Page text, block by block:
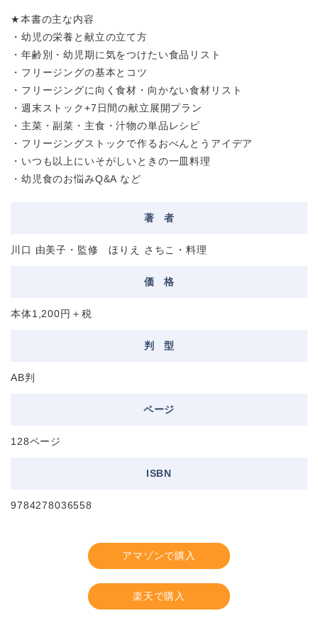
★本書の主な内容
・幼児の栄養と献立の立て方
・年齢別・幼児期に気をつけたい食品リスト
・フリージングの基本とコツ
・フリージングに向く食材・向かない食材リスト
・週末ストック+7日間の献立展開プラン
・主菜・副菜・主食・汁物の単品レシピ
・フリージングストックで作るおべんとうアイデア
・いつも以上にいそがしいときの一皿料理
・幼児食のお悩みQ&A など
著 者
川口 由美子・監修 ほりえ さちこ・料理
価 格
本体1,200円＋税
判 型
AB判
ページ
128ページ
ISBN
9784278036558
アマゾンで購入
楽天で購入